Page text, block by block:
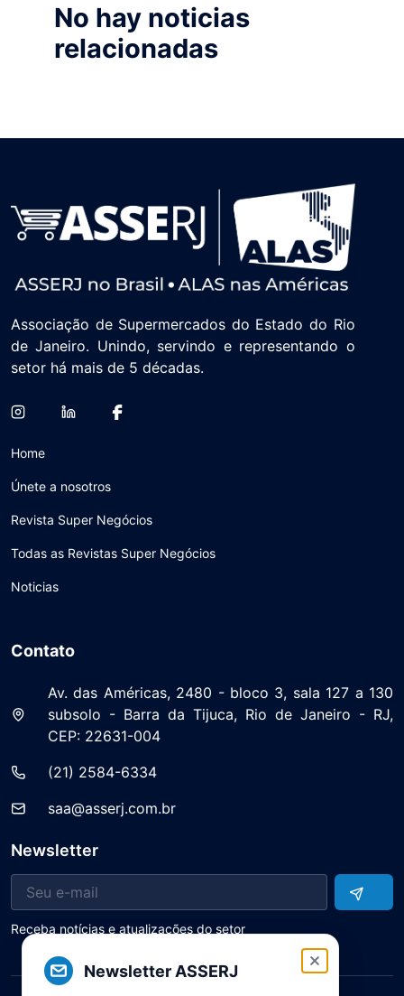
No hay noticias
relacionadas
Newsletter ASSERJ
Associação de Supermercados do Estado do Rio
de Janeiro. Unindo, servindo e representando o
setor há mais de 5 décadas.
Home
Únete a nosotros
Revista Super Negócios
Todas as Revistas Super Negócios
Noticias
Contato
Av. das Américas, 2480 - bloco 3, sala 127 a 130
subsolo - Barra da Tijuca, Rio de Janeiro - RJ,
CEP: 22631-004
(21) 2584-6334
saa@asserj.com.br
Newsletter
Receba notícias e atualizações do setor